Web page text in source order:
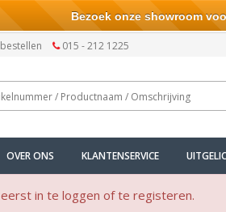
bestellen 015 - 212 1225
OVER ONS KLANTENSERVICE
in te loggen of te registeren.
Bezoek onze showroom